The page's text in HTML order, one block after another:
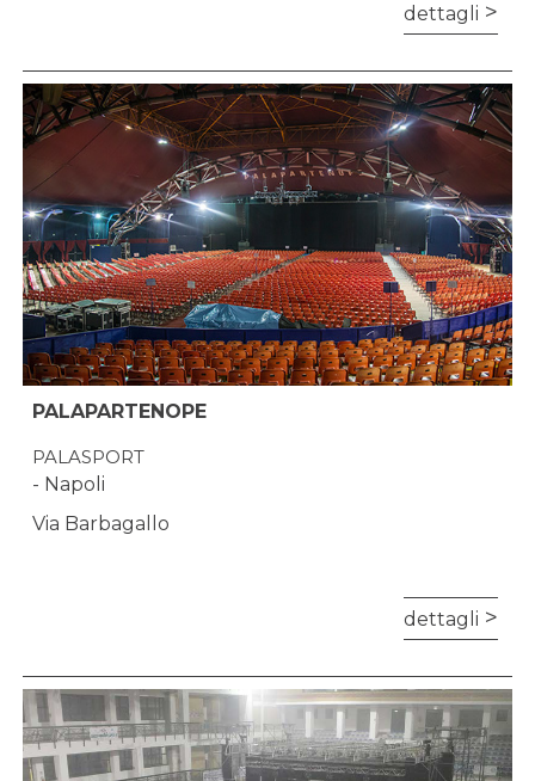
dettagli
PALAPARTENOPE
PALASPORT
- Napoli
Via Barbagallo
dettagli